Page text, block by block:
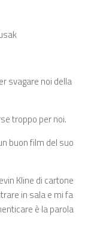
svagare noi della
troppo per noi.
buon film del suo
Kline di cartone
in sala e mi fa
è la parola